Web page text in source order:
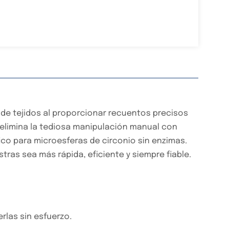
tejidos al proporcionar recuentos precisos
la tediosa manipulación manual con
para microesferas de circonio sin enzimas.
sea más rápida, eficiente y siempre fiable.
sin esfuerzo.